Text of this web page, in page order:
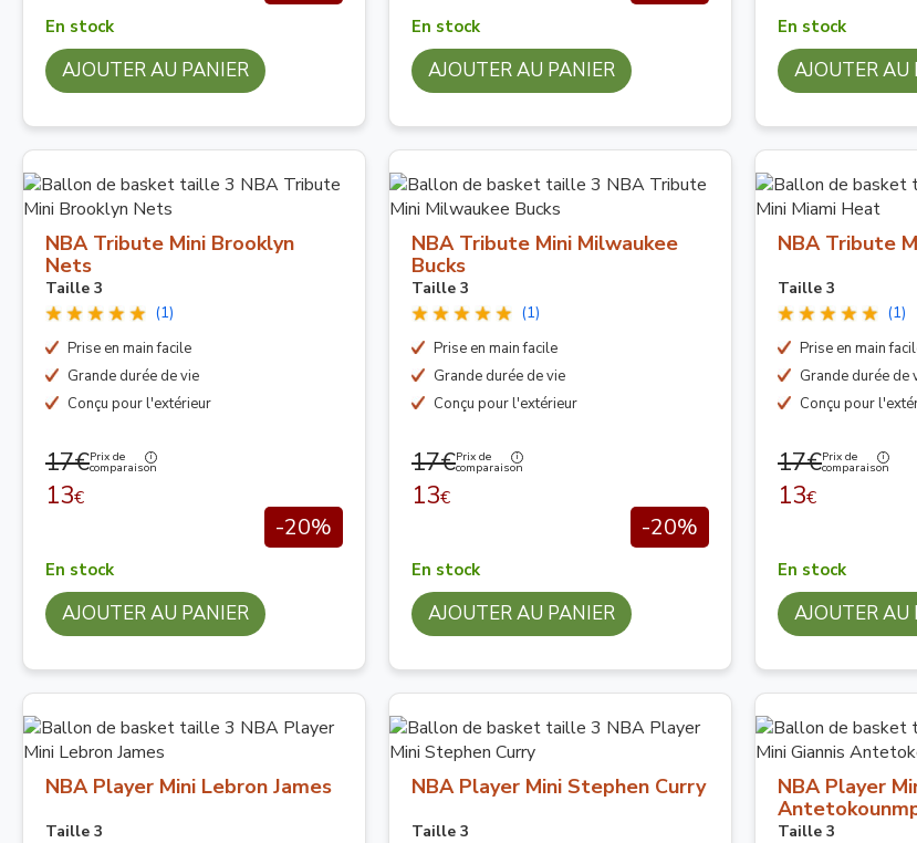
En stock
AJOUTER AU PANIER
En stock
AJOUTER AU PANIER
En stock
AJOUTER AU
NBA Tribute Mini Brooklyn
Nets
Taille 3
(1)
Prise en main facile
Grande durée de vie
Conçu pour l'extérieur
17€Prix de
comparaison
13€
-20%
En stock
AJOUTER AU PANIER
NBA Tribute Mini Milwaukee
Bucks
Taille 3
(1)
Prise en main facile
Grande durée de vie
Conçu pour l'extérieur
17€Prix de
comparaison
13€
-20%
En stock
AJOUTER AU PANIER
NBA Tribute
Taille 3
(1)
Prise en main
Grande durée de
Conçu pour
17€Prix de
comparaison
13€
En stock
AJOUTER AU
NBA Player Mini Lebron James
Taille 3
NBA Player Mini Stephen Curry
Taille 3
NBA Player
Taille 3